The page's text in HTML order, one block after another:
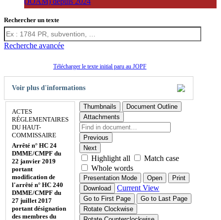
Rechercher un texte
Recherche avancée
Télécharger le texte initial paru au JOPF
Voir plus d'informations
ACTES
RÉGLEMENTAIRES
DU HAUT-
COMMISSAIRE
Arrêté n° HC 24
DMME/CMPF du
22 janvier 2019
portant
modification de
l'arrêté n° HC 240
DMME/CMPF du
27 juillet 2017
portant désignation
des membres du
Thumbnails
Document Outline
Attachments
Previous
Next
Highlight all
Match case
Whole words
Presentation Mode Open
Print
Download
Current View
Go to First Page
Go to Last Page
Rotate Clockwise